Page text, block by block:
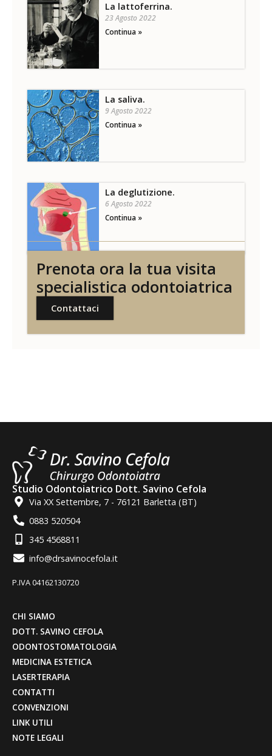
La lattoferrina.
23 Agosto 2022
Continua »
La saliva.
9 Agosto 2022
Continua »
La deglutizione.
6 Agosto 2022
Continua »
Prenota ora la tua visita
specialistica odontoiatrica
Contattaci
Studio Odontoiatrico Dott. Savino Cefola
Via XX Settembre, 7 - 76121 Barletta (BT)
0883 520504
345 4568811
info@drsavinocefola.it
P.IVA 04162130720
CHI SIAMO
DOTT. SAVINO CEFOLA
ODONTOSTOMATOLOGIA
MEDICINA ESTETICA
LASERTERAPIA
CONTATTI
CONVENZIONI
LINK UTILI
NOTE LEGALI